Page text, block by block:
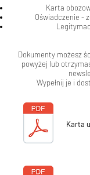
Karta
Oświadczenie -
Dokumenty możesz
powyżej lub
Wypełnij je i
Karta